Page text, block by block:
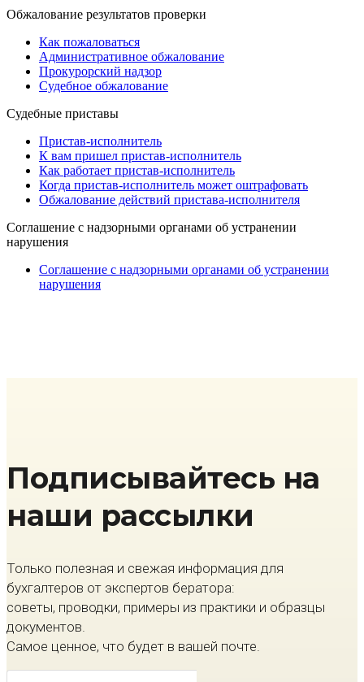
Обжалование результатов проверки
Как пожаловаться
Административное обжалование
Прокурорский надзор
Судебное обжалование
Судебные приставы
Пристав-исполнитель
К вам пришел пристав-исполнитель
Как работает пристав-исполнитель
Когда пристав-исполнитель может оштрафовать
Обжалование действий пристава-исполнителя
Cоглашение с надзорными органами об устранении
нарушения
Cоглашение с надзорными органами об устранении
нарушения
Подписывайтесь на
наши рассылки
Только полезная и свежая информация для
бухгалтеров от экспертов бератора:
советы, проводки, примеры из практики и образцы
документов.
Самое ценное, что будет в вашей почте.